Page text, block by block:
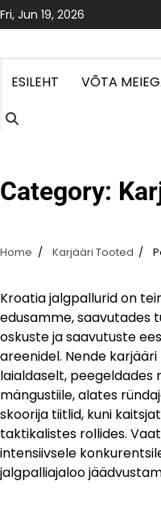
Skip
to
Fri, Jun 19, 2026
ESILEHT VÕTA
Category:
Home Karjääri Tooted
Kroatia jalgpallurid on
edusamme, saavutades
oskuste ja saavutuste
areenidel. Nende
laialdaselt, peegeldades
mängustiile, alates
skoorija tiitlid, kuni
taktikalistes rollides.
intensiivsele
jalgpalliajaloo